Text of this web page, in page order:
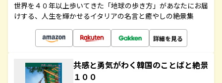
世界を４０年以上歩いてきた「地球の歩き方」があなたにお届
けする、人生を輝かせるイタリアの名言と癒やしの絶景集
詳細を見る
共感と勇気がわく韓国のことばと絶景
１００